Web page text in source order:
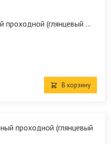
проходной (глянцевый ...
В корзину